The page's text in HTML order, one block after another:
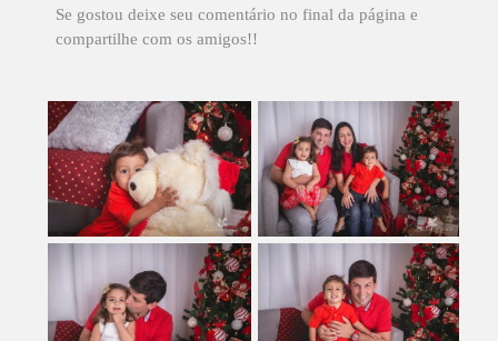
Se gostou deixe seu comentário no final da página e
compartilhe com os amigos!!